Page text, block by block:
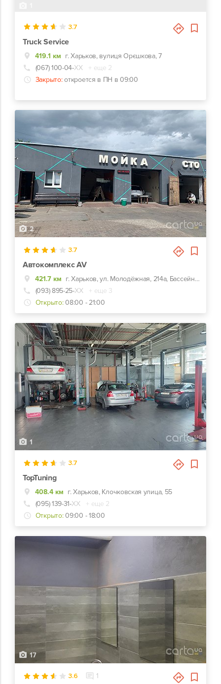
3.7
Truck Service
419.1 км г. Харьков, вулиця Орєшкова, 7
(067) 100-04-ХХ
+ еще 2
Закрыто: откроется в ПН в 09:00
2
3.7
Автокомплекс AV
421.7 км
г. Харьков, ул. Молодёжная, 214а, Бассейн Нептун
(093) 895-25-ХХ
+ еще 3
Открыто: 08:00 - 21:00
1
3.7
TopTuning
408.4 км г. Харьков, Клочковская улица, 55
(095) 139-31-ХХ
+ еще 2
Открыто: 09:00 - 18:00
17
3.6 1